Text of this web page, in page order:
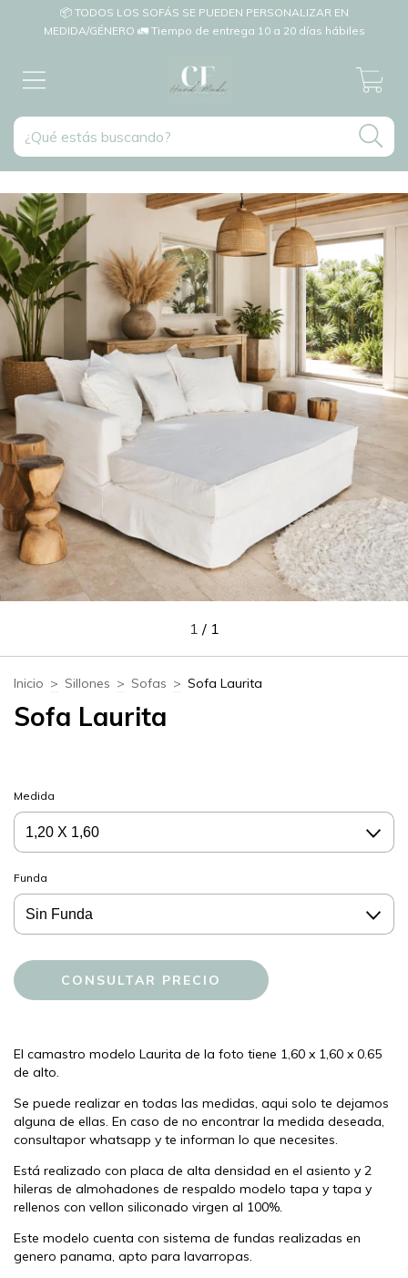
📦 TODOS LOS SOFÁS SE PUEDEN PERSONALIZAR EN
MEDIDA/GÉNERO 🚛 Tiempo de entrega 10 a 20 días hábiles
1 / 1
Inicio > Sillones > Sofas > Sofa Laurita
Sofa Laurita
Medida
Funda
El camastro modelo Laurita de la foto tiene 1,60 x 1,60 x 0.65
de alto.
Se puede realizar en todas las medidas, aqui solo te dejamos
alguna de ellas. En caso de no encontrar la medida deseada,
consultapor whatsapp y te informan lo que necesites.
Está realizado con placa de alta densidad en el asiento y 2
hileras de almohadones de respaldo modelo tapa y tapa y
rellenos con vellon siliconado virgen al 100%.
Este modelo cuenta con sistema de fundas realizadas en
genero panama, apto para lavarropas.